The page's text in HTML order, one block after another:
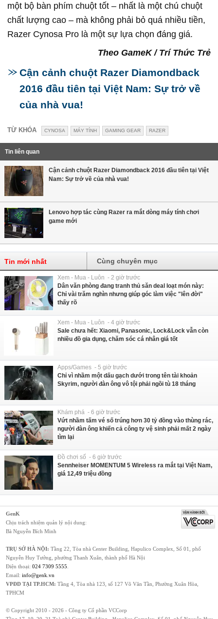
một bộ bàn phím chuột tốt – nhất là một chú chuột
chất lượng cao – mà không phải bỏ quá nhiều tiền,
Razer Cynosa Pro là một sự lựa chọn đáng giá.
Theo GameK / Trí Thức Trẻ
Cận cảnh chuột Razer Diamondback
2016 đầu tiên tại Việt Nam: Sự trở về
của nhà vua!
TỪ KHÓA CYNOSA MÁY TÍNH GAMING GEAR RAZER
Tin liên quan
Cận cảnh chuột Razer Diamondback 2016 đầu tiên tại Việt
Nam: Sự trở về của nhà vua!
Lenovo hợp tác cùng Razer ra mắt dòng máy tính chơi
game mới
Tin mới nhất Cùng chuyên mục
Xem - Mua - Luôn - 2 giờ trước
Dân văn phòng đang tranh thủ săn deal loạt món này:
Chỉ vài trăm nghìn nhưng giúp góc làm việc "lên đời"
thấy rõ
Xem - Mua - Luôn - 4 giờ trước
Sale chưa hết: Xiaomi, Panasonic, Lock&Lock vẫn còn
nhiều đồ gia dụng, chăm sóc cá nhân giá tốt
Apps/Games - 5 giờ trước
Chỉ vì nhầm một dấu gạch dưới trong tên tài khoản
Skyrim, người đàn ông vô tội phải ngồi tù 18 tháng
Khám phá - 6 giờ trước
Vứt nhầm tấm vé số trúng hơn 30 tỷ đồng vào thùng rác,
người đàn ông khiến cả công ty vệ sinh phải mất 2 ngày
tìm lại
Đồ chơi số - 6 giờ trước
Sennheiser MOMENTUM 5 Wireless ra mắt tại Việt Nam,
giá 12,49 triệu đồng
GenK
Chịu trách nhiệm quản lý nội dung:
Bà Nguyễn Bích Minh
TRỤ SỞ HÀ NỘI: Tầng 22, Tòa nhà Center Building, Hapulico Complex, Số 01, phố
Nguyễn Huy Tưởng, phường Thanh Xuân, thành phố Hà Nội
Điện thoại: 024 7309 5555
Email: info@genk.vn
VPĐD TẠI TP.HCM: Tầng 4, Tòa nhà 123, số 127 Võ Văn Tần, Phường Xuân Hòa,
TPHCM
© Copyright 2010 - 2026 - Công ty Cổ phần VCCorp